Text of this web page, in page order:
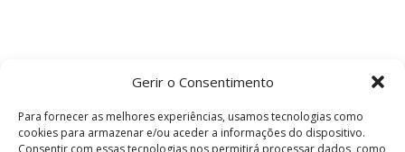
Gerir o Consentimento
Para fornecer as melhores experiências, usamos tecnologias como
cookies para armazenar e/ou aceder a informações do dispositivo.
Consentir com essas tecnologias nos permitirá processar dados, como